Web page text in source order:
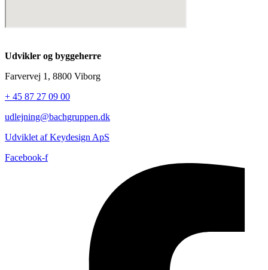
Udvikler og byggeherre
Farvervej 1, 8800 Viborg
+ 45 87 27 09 00
udlejning@bachgruppen.dk
Udviklet af Keydesign ApS
Facebook-f